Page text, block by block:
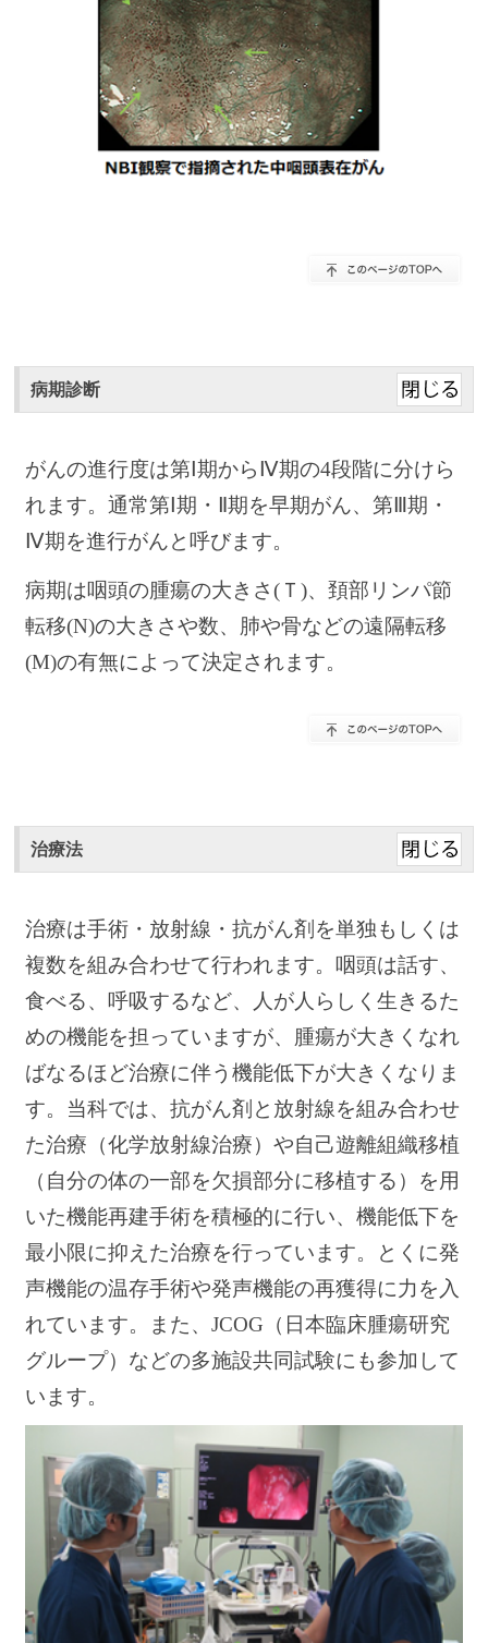
病期診断
がんの進行度は第Ⅰ期からⅣ期の4段階に分けら
れます。通常第Ⅰ期・Ⅱ期を早期がん、第Ⅲ期・
Ⅳ期を進行がんと呼びます。
病期は咽頭の腫瘍の大きさ(Ｔ)、頚部リンパ節
転移(N)の大きさや数、肺や骨などの遠隔転移
(M)の有無によって決定されます。
治療法
治療は手術・放射線・抗がん剤を単独もしくは
複数を組み合わせて行われます。咽頭は話す、
食べる、呼吸するなど、人が人らしく生きるた
めの機能を担っていますが、腫瘍が大きくなれ
ばなるほど治療に伴う機能低下が大きくなりま
す。当科では、抗がん剤と放射線を組み合わせ
た治療（化学放射線治療）や自己遊離組織移植
（自分の体の一部を欠損部分に移植する）を用
いた機能再建手術を積極的に行い、機能低下を
最小限に抑えた治療を行っています。とくに発
声機能の温存手術や発声機能の再獲得に力を入
れています。また、JCOG（日本臨床腫瘍研究
グループ）などの多施設共同試験にも参加して
います。